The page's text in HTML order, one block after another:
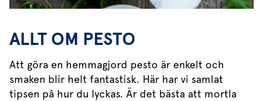
ALLT OM PESTO
Att göra en hemmagjord pesto är enkelt och
smaken blir helt fantastisk. Här har vi samlat
tipsen på hur du lyckas. Är det bästa att mortla